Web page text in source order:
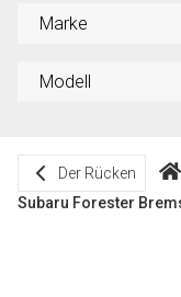
Der Rücken
Subaru Forester